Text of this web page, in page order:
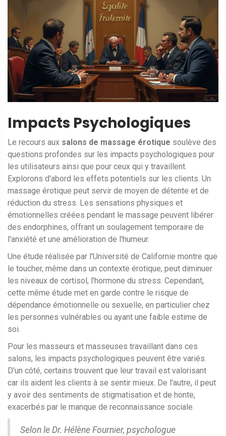
Impacts Psychologiques
Le recours aux salons de massage érotique soulève des
questions profondes sur les impacts psychologiques pour
les utilisateurs ainsi que pour ceux qui y travaillent.
Explorons d'abord les effets potentiels sur les clients. Un
massage érotique peut servir de moyen de détente et de
réduction du stress. Les sensations physiques et
émotionnelles créées pendant le massage peuvent libérer
des endorphines, offrant un soulagement temporaire de
l'anxiété et une amélioration de l'humeur.
Une étude réalisée par l'Université de Californie montre que
le toucher, même dans un contexte érotique, peut diminuer
les niveaux de cortisol, l'hormone du stress. Cependant,
cette même étude met en garde contre le risque de
dépendance émotionnelle ou sexuelle, en particulier chez
les personnes vulnérables ou ayant une faible estime de
soi.
Pour les masseurs et masseuses travaillant dans ces
salons, les impacts psychologiques peuvent être variés.
D'un côté, certains trouvent que leur travail est valorisant
car ils aident les clients à se sentir mieux. De l'autre, il peut
y avoir des sentiments de stigmatisation et de honte,
exacerbés par le manque de reconnaissance sociale.
Selon le Dr. Hélène Fournier, psychologue